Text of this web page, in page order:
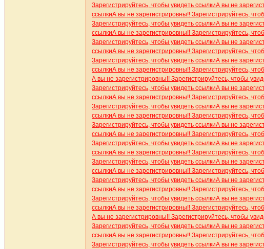
Зарегистрируйтесь, чтобы увидеть ссылкиА вы не
ссылкиА вы не зарегистрировны!! Зарегистрируйтесь,
Зарегистрируйтесь, чтобы увидеть ссылкиА вы не
ссылкиА вы не зарегистрировны!! Зарегистрируйтесь,
Зарегистрируйтесь, чтобы увидеть ссылкиА вы не
ссылкиА вы не зарегистрировны!! Зарегистрируйтесь,
Зарегистрируйтесь, чтобы увидеть ссылкиА вы не
ссылкиА вы не зарегистрировны!! Зарегистрируйтесь,
А вы не зарегистрировны!! Зарегистрируйтесь, чтобы
Зарегистрируйтесь, чтобы увидеть ссылкиА вы не
ссылкиА вы не зарегистрировны!! Зарегистрируйтесь,
Зарегистрируйтесь, чтобы увидеть ссылкиА вы не
ссылкиА вы не зарегистрировны!! Зарегистрируйтесь,
Зарегистрируйтесь, чтобы увидеть ссылкиА вы не
ссылкиА вы не зарегистрировны!! Зарегистрируйтесь,
Зарегистрируйтесь, чтобы увидеть ссылкиА вы не
ссылкиА вы не зарегистрировны!! Зарегистрируйтесь,
Зарегистрируйтесь, чтобы увидеть ссылкиА вы не
ссылкиА вы не зарегистрировны!! Зарегистрируйтесь,
Зарегистрируйтесь, чтобы увидеть ссылкиА вы не
ссылкиА вы не зарегистрировны!! Зарегистрируйтесь,
Зарегистрируйтесь, чтобы увидеть ссылкиА вы не
ссылкиА вы не зарегистрировны!! Зарегистрируйтесь,
А вы не зарегистрировны!! Зарегистрируйтесь, чтобы
Зарегистрируйтесь, чтобы увидеть ссылкиА вы не
ссылкиА вы не зарегистрировны!! Зарегистрируйтесь,
Зарегистрируйтесь, чтобы увидеть ссылкиА вы не